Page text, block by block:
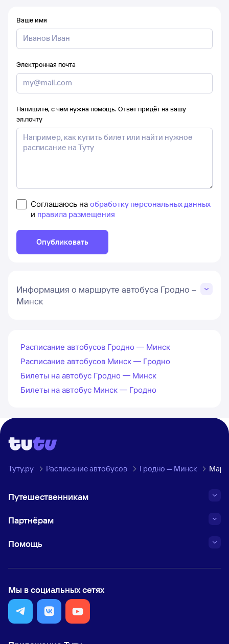
Ваше имя
Электронная почта
Напишите, с чем нужна помощь. Ответ придёт на вашу
эл.почту
Соглашаюсь на обработку персональных данных
и правила размещения
Опубликовать
Информация о маршруте автобуса Гродно –
Минск
Расписание автобусов Гродно — Минск
Расписание автобусов Минск — Гродно
Билеты на автобус Гродно — Минск
Билеты на автобус Минск — Гродно
Туту.ру Расписание автобусов Гродно — Минск
Путешественникам
Партнёрам
Помощь
Мы в социальных сетях